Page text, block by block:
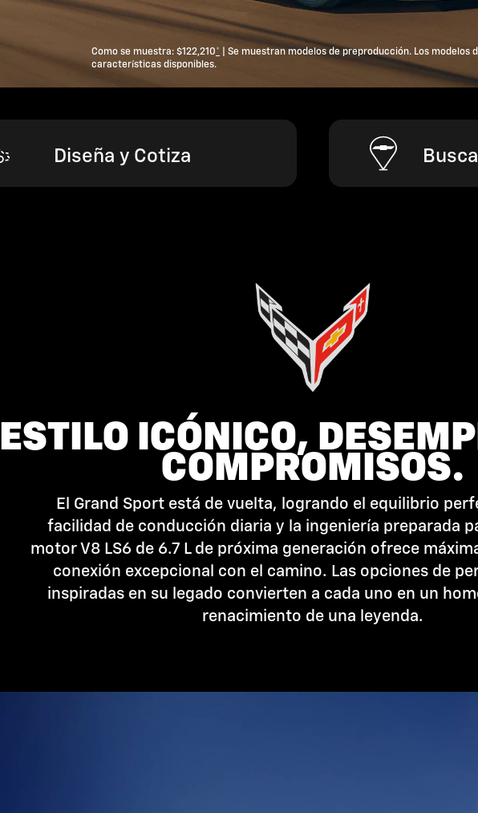
Como se muestra: $122,210 *
| Se muestran modelos de preproducción. Los
características disponibles.
Diseña y Cotiza
ESTILO ICÓNICO,
COMPROMISOS.
El Grand Sport está de vuelta, logrando el equilibrio
facilidad de conducción diaria y la ingeniería preparada
motor V8 LS6 de 6.7 L de próxima generación ofrece
conexión excepcional con el camino. Las opciones de
inspiradas en su legado convierten a cada uno en un
renacimiento de una leyenda.